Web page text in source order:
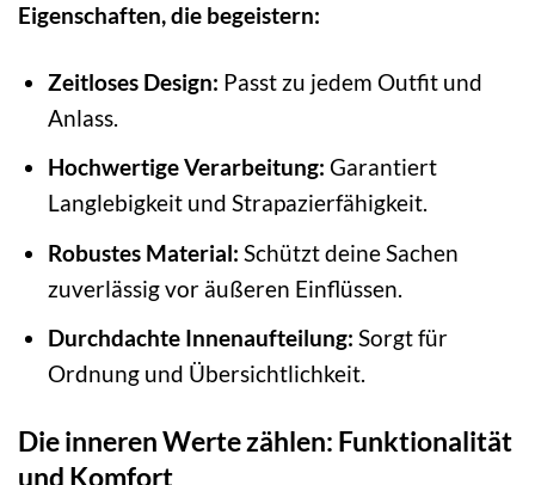
Eigenschaften, die begeistern:
Zeitloses Design: Passt zu jedem Outfit und
Anlass.
Hochwertige Verarbeitung: Garantiert
Langlebigkeit und Strapazierfähigkeit.
Robustes Material: Schützt deine Sachen
zuverlässig vor äußeren Einflüssen.
Durchdachte Innenaufteilung: Sorgt für
Ordnung und Übersichtlichkeit.
Die inneren Werte zählen: Funktionalität
und Komfort